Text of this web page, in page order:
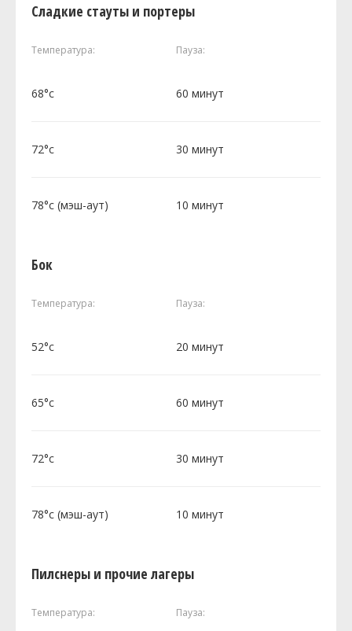
Сладкие стауты и портеры
Температура: Пауза:
68°c 60 минут
72°c 30 минут
78°c (мэш-аут) 10 минут
Бок
Температура: Пауза:
52°c 20 минут
65°c 60 минут
72°c 30 минут
78°c (мэш-аут) 10 минут
Пилснеры и прочие лагеры
Температура: Пауза: